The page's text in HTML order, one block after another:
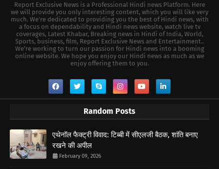
Report Exclusive News is a Professional Hindi news Platform. Here
we will provide you only interesting content, which you will like very
much. We're dedicated to providing you the best of Hindi news, with
a focus on dependability and Hindi news website, watch live tv
coverages, Latest Khabar, Breaking news in Hindi of India, World,
Sports, business, film, Report Exclusive News and Entertainment..
We're working to turn our passion for Hindi news into a booming
online website. We hope you enjoy our Hindi news as much as we
enjoy offering them to you.
Random Posts
एथेनॉल फैक्ट्री विवाद: टिब्बी में सीएलजी बैठक, शांति बनाए
रखने की अपील
February 09, 2026